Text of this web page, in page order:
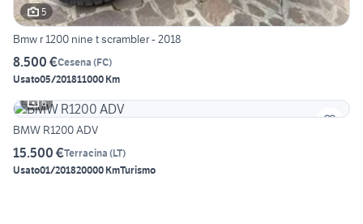
5
Bmw r 1200 nine t scrambler - 2018
8.500 €Cesena (FC)
Usato05/201811000 Km
6
BMW R1200 ADV
15.500 €Terracina (LT)
Usato01/201820000 KmTurismo